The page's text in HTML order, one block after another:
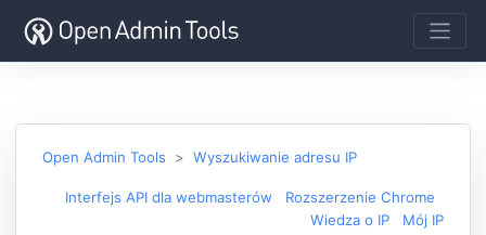
Open Admin Tools Wyszukiwanie adresu IP
Interfejs API dla webmasterów
Rozszerzenie Chrome
Wiedza o IP
Mój IP